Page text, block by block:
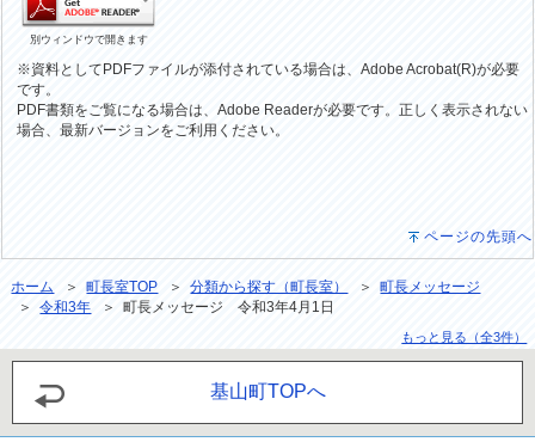
別ウィンドウで開きます
※資料としてPDFファイルが添付されている場合は、Adobe Acrobat(R)が必要
です。
PDF書類をご覧になる場合は、Adobe Readerが必要です。正しく表示されない
場合、最新バージョンをご利用ください。
ページの先頭へ
ホーム ＞町長室TOP ＞分類から探す（町長室） ＞町長メッセージ
＞令和3年 ＞ 町長メッセージ 令和3年4月1日
もっと見る（全3件）
基山町TOPへ